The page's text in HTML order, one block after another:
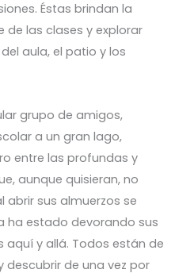
Éstas brindan la
de las clases y explorar
aula, el patio y los
grupo de amigos,
a un gran lago,
entre las profundas y
aunque quisieran, no
abrir sus almuerzos se
ha estado devorando sus
y allá. Todos están de
descubrir de una vez por